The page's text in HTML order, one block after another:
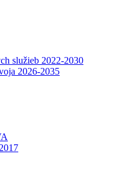
služieb 2022-2030
2026-2035